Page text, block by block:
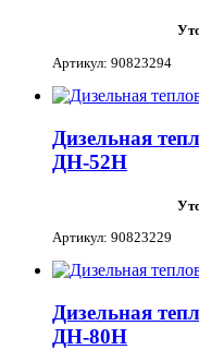
Артикул: 90823294
Дизельная
ДН-52Н
Артикул: 90823229
Дизельная
ДН-80Н